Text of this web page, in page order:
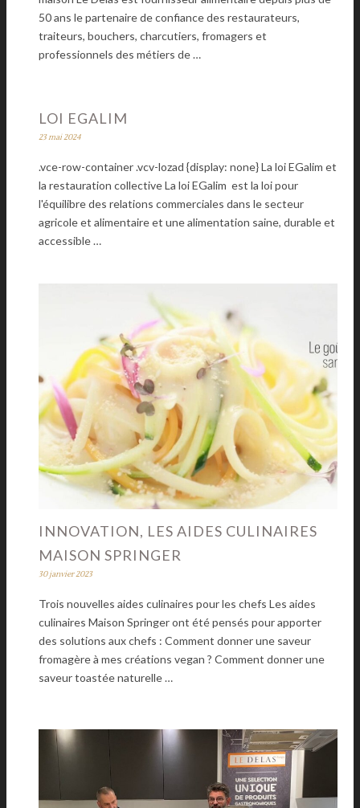
50 ans le partenaire de confiance des restaurateurs,
traiteurs, bouchers, charcutiers, fromagers et
professionnels des métiers de …
LOI EGALIM
23 mai 2024
.vce-row-container .vcv-lozad {display: none} La loi EGalim et
la restauration collective La loi EGalim est la loi pour
l'équilibre des relations commerciales dans le secteur
agricole et alimentaire et une alimentation saine, durable et
accessible …
INNOVATION, LES AIDES CULINAIRES
MAISON SPRINGER
30 janvier 2023
Trois nouvelles aides culinaires pour les chefs Les aides
culinaires Maison Springer ont été pensés pour apporter
des solutions aux chefs : Comment donner une saveur
fromagère à mes créations vegan ? Comment donner une
saveur toastée naturelle …